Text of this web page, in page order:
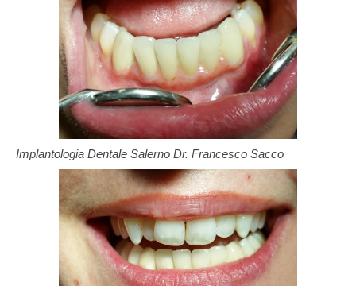
Implantologia Dentale Salerno Dr. Francesco Sacco